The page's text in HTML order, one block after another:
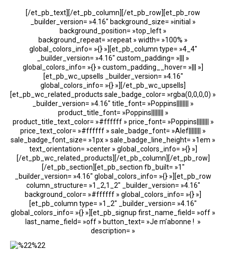
[/et_pb_text][/et_pb_column][/et_pb_row][et_pb_row
_builder_version= »4.16″ background_size= »initial »
background_position= »top_left »
background_repeat= »repeat » width= »100% »
global_colors_info= »{} »][et_pb_column type= »4_4″
_builder_version= »4.16″ custom_padding= »||| »
global_colors_info= »{} » custom_padding__hover= »||| »]
[et_pb_wc_upsells _builder_version= »4.16″
global_colors_info= »{} »][/et_pb_wc_upsells]
[et_pb_wc_related_products sale_badge_color= »rgba(0,0,0,0) »
_builder_version= »4.16″ title_font= »Poppins|||||||| »
product_title_font= »Poppins|||||||| »
product_title_text_color= »#ffffff » price_font= »Poppins|||||||| »
price_text_color= »#ffffff » sale_badge_font= »Alef|||||||| »
sale_badge_font_size= »1px » sale_badge_line_height= »1em »
text_orientation= »center » global_colors_info= »{} »]
[/et_pb_wc_related_products][/et_pb_column][/et_pb_row]
[/et_pb_section][et_pb_section fb_built= »1″
_builder_version= »4.16″ global_colors_info= »{} »][et_pb_row
column_structure= »1_2,1_2″ _builder_version= »4.16″
background_color= »#ffffff » global_colors_info= »{} »]
[et_pb_column type= »1_2″ _builder_version= »4.16″
global_colors_info= »{} »][et_pb_signup first_name_field= »off »
last_name_field= »off » button_text= »Je m’abonne ! »
description= »